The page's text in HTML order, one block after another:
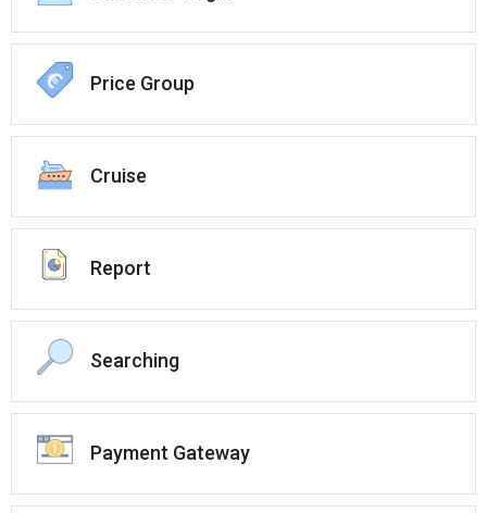
Price Group
Cruise
Report
Searching
Payment Gateway